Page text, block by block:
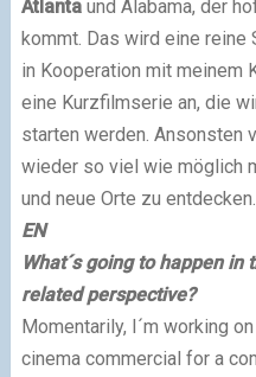
Atlantaund Alabama, der
kommt. Das wird eine reine
in Kooperation mit meinem
eine Kurzfilmserie an, die
starten werden. Ansonsten
wieder so viel wie möglich
und neue Orte zu entdecken.
EN
What´s going to happen
related perspective?
Momentarily, I´m working
cinema commercial for a